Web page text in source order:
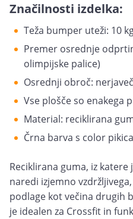
Značilnosti izdelka:
Teža bumper uteži: 10
Premer osrednje
olimpijske palice)
Osrednji obroč:
Vse plošče so enakega
Material: reciklirana
Črna barva s color
Reciklirana guma, iz
naredi izjemno
podlage kot večina drugih
je idealen za Crossfit in